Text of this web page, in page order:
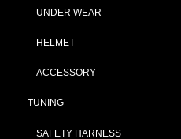
UNDER WEAR
HELMET
ACCESSORY
TUNING
SAFETY HARNESS